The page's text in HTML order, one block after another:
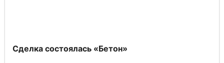
Сделка состоялась «Бетон»